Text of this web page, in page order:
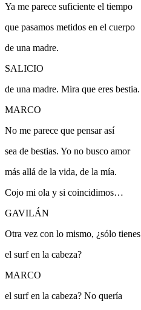
Ya me parece suficiente el tiempo
que pasamos metidos en el cuerpo
de una madre.
SALICIO
de una madre. Mira que eres bestia.
MARCO
No me parece que pensar así
sea de bestias. Yo no busco amor
más allá de la vida, de la mía.
Cojo mi ola y si coincidimos…
GAVILÁN
Otra vez con lo mismo, ¿sólo tienes
el surf en la cabeza?
MARCO
el surf en la cabeza? No quería